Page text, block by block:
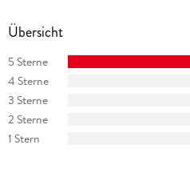
Übersicht
5 Sterne
4 Sterne
3 Sterne
2 Sterne
1 Stern